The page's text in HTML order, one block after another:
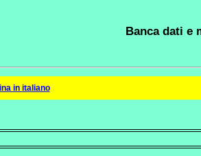
Banca dati e
in italiano